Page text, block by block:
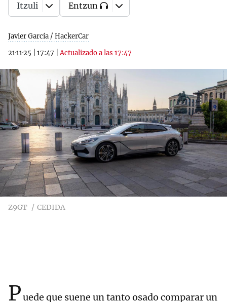
Javier García / HackerCar
21·11·25
17:47 |Actualizado a las 17:47
Itzuli Entzun
Z9GT CEDIDA
Puede que suene un tanto osado comparar un